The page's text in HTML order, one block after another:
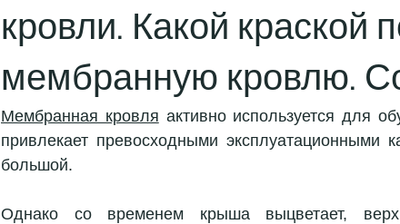
кровли. Какой краской
мембранную кровлю.
Мембранная кровля активно используется для
привлекает превосходными эксплуатационными
большой.
Однако со временем крыша выцветает,